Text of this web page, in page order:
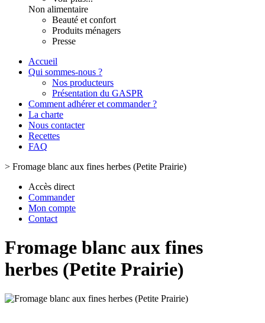
Non alimentaire
Beauté et confort
Produits ménagers
Presse
Accueil
Qui sommes-nous ?
Nos producteurs
Présentation du GASPR
Comment adhérer et commander ?
La charte
Nous contacter
Recettes
FAQ
> Fromage blanc aux fines herbes (Petite Prairie)
Accès direct
Commander
Mon compte
Contact
Fromage blanc aux fines
herbes (Petite Prairie)